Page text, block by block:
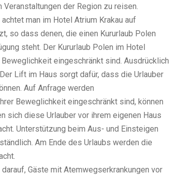
der Region zu reisen.
man im Hotel Atrium Krakau auf
so dass denen, die einen Kururlaub Polen
steht. Der Kururlaub Polen im Hotel
eingeschränkt sind. Ausdrücklich
Lift im Haus sorgt dafür, dass die Urlauber
Auf Anfrage werden
Beweglichkeit eingeschränkt sind, können
sich diese Urlauber vor ihrem eigenen Haus
Unterstützung beim Aus- und Einsteigen
Am Ende des Urlaubs werden die
Gäste mit Atemwegserkrankungen vor